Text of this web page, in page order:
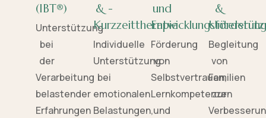
(IBT®)
Unterstützung
bei
der
Verarbeitung
belastender
Erfahrungen
& -
Kurzzeittherapie
Individuelle
Unterstützung
bei
emotionalen
Belastungen,
und
Entwicklungsförderung
Förderung
von
Selbstvertrauen,
Lernkompetenzen
und
&
Begleitung
von
Familien
zur